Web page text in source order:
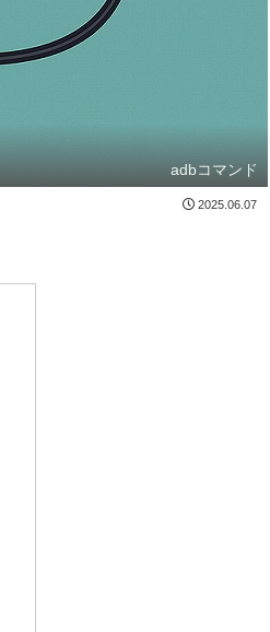
adbコマンド
2025.06.07